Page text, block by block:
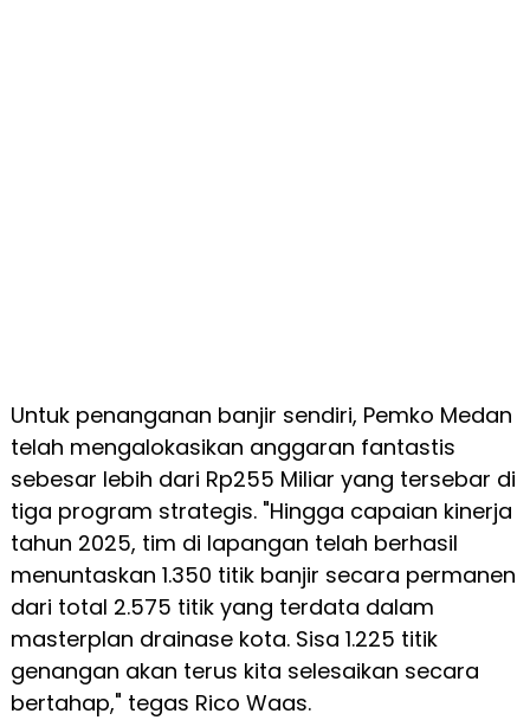
Untuk penanganan banjir sendiri, Pemko Medan
telah mengalokasikan anggaran fantastis
sebesar lebih dari Rp255 Miliar yang tersebar di
tiga program strategis. "Hingga capaian kinerja
tahun 2025, tim di lapangan telah berhasil
menuntaskan 1.350 titik banjir secara permanen
dari total 2.575 titik yang terdata dalam
masterplan drainase kota. Sisa 1.225 titik
genangan akan terus kita selesaikan secara
bertahap," tegas Rico Waas.